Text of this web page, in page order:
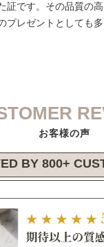
証です。その品質の
プレゼントとしても
お客様の声
BY 800+